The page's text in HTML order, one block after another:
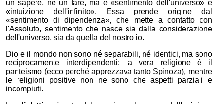
un sapere, né un fare, ma è sentimento dell'universo
e
intuizione dell'infinito . Essa prende origine dal
sentimento di dipendenza , che mette a contatto con
l'Assoluto, sentimento che nasce sia dalla considerazione
dell'universo, sia da quella del nostro io.
Dio e il mondo non sono né separabili, né identici, ma sono
reciprocamente interdipendenti: la vera religione è il
panteismo (ecco perché apprezzava tanto Spinoza), mentre
le religioni positive non ne sono che aspetti parziali e
incompiuti.